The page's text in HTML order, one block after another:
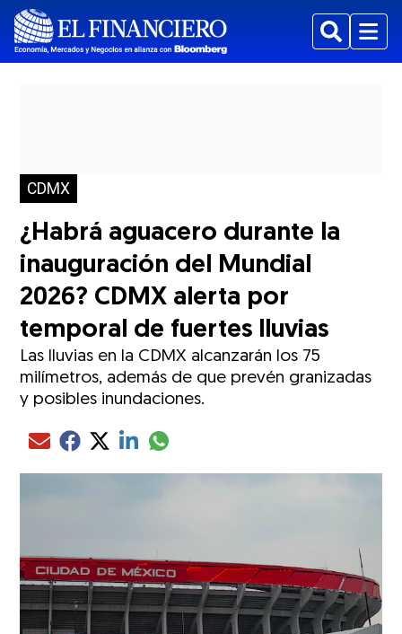
BuscarMenu
CDMX
¿Habrá aguacero durante la
inauguración del Mundial
2026? CDMX alerta por
temporal de fuertes lluvias
Las lluvias en la CDMX alcanzarán los 75
milímetros, además de que prevén granizadas
y posibles inundaciones.
Compartir el artículo actual mediante Email
Compartir el artículo actual mediante Facebook
Compartir el artículo actual mediante Twitter
Compartir el artículo actual mediante LinkedIn
Compartir el artículo actual mediante